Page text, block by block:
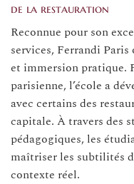
de la restauration
Reconnue pour son
services, Ferrandi
et immersion pratique.
parisienne, l’école a
avec certains des
capitale. À travers des
pédagogiques, les
maîtriser les subtilités
contexte réel.